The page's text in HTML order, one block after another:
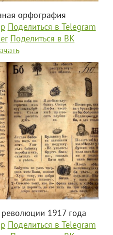
орфография
Поделиться в Telegram
Поделиться в ВК
1917 года
Поделиться в Telegram